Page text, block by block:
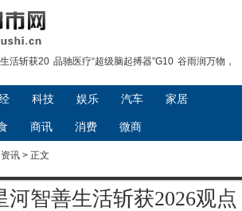
活斩获20 品驰医疗“超级脑起搏器”G10 谷雨润万物，
科技 娱乐 汽车 家居
商讯 消费 微商
资讯 > 正文
河智善生活斩获2026观点